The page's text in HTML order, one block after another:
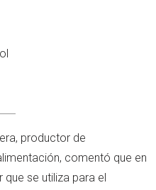
productor de
comentó que en
se utiliza para el